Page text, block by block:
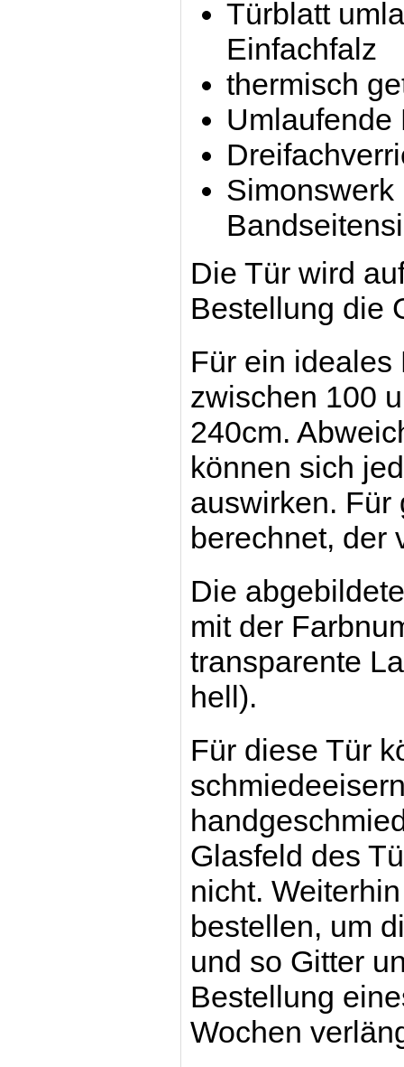
Türblatt
Einfachfalz
thermisch
Umlaufende
Simonswerk
Die Tür wird
Bestellung die
Für ein ideales
zwischen 100
240cm.
können sich
auswirken. Für
berechnet, der
Die
mit der
transparente
hell).
Für diese Tür
Glasfeld des
nicht.
bestellen, um
und so Gitter
Bestellung
Wochen